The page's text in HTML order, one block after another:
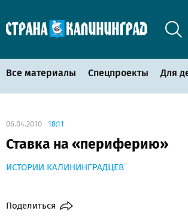
Все материалы Спецпроекты Для
06.04.2010 18:11
Ставка на «периферию»
ИСТОРИИ КАЛИНИНГРАДЦЕВ
Поделиться